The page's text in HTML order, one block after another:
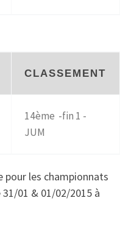
CLASSEMENT
14ème -fin 1 -
JUM
pour les championnats
01 & 01/02/2015 à